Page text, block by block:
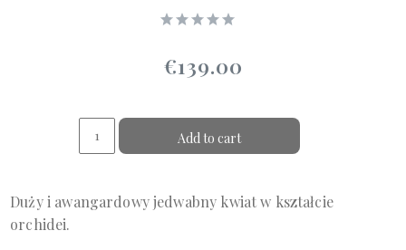
€139.00
Add to cart
Duży i awangardowy jedwabny kwiat w kształcie
orchidei.